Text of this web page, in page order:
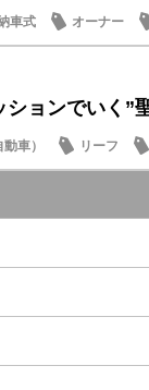
車式 オーナー
ョンでいく”
車）
リーフ